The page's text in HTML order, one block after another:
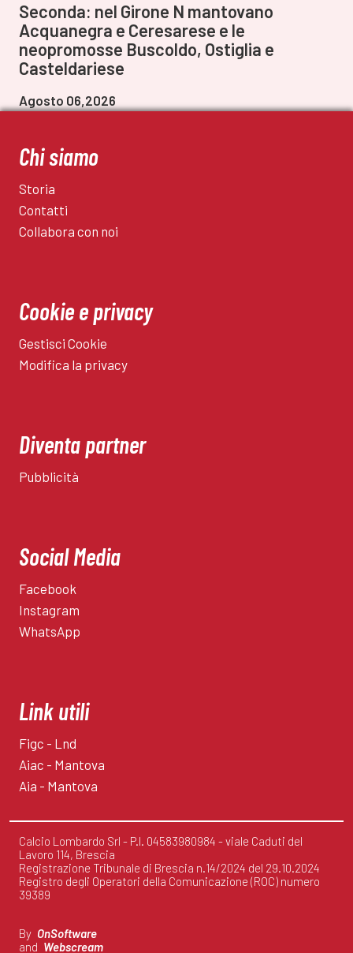
Seconda: nel Girone N mantovano
Acquanegra e Ceresarese e le
neopromosse Buscoldo, Ostiglia e
Casteldariese
Agosto 06,2026
Chi siamo
Storia
Contatti
Collabora con noi
Cookie e privacy
Gestisci Cookie
Modifica la privacy
Diventa partner
Pubblicità
Social Media
Facebook
Instagram
WhatsApp
Link utili
Figc - Lnd
Aiac - Mantova
Aia - Mantova
Calcio Lombardo Srl - P.I. 04583980984 - viale Caduti del
Lavoro 114, Brescia
Registrazione Tribunale di Brescia n.14/2024 del 29.10.2024
Registro degli Operatori della Comunicazione (ROC) numero
39389
By OnSoftware
and Webscream